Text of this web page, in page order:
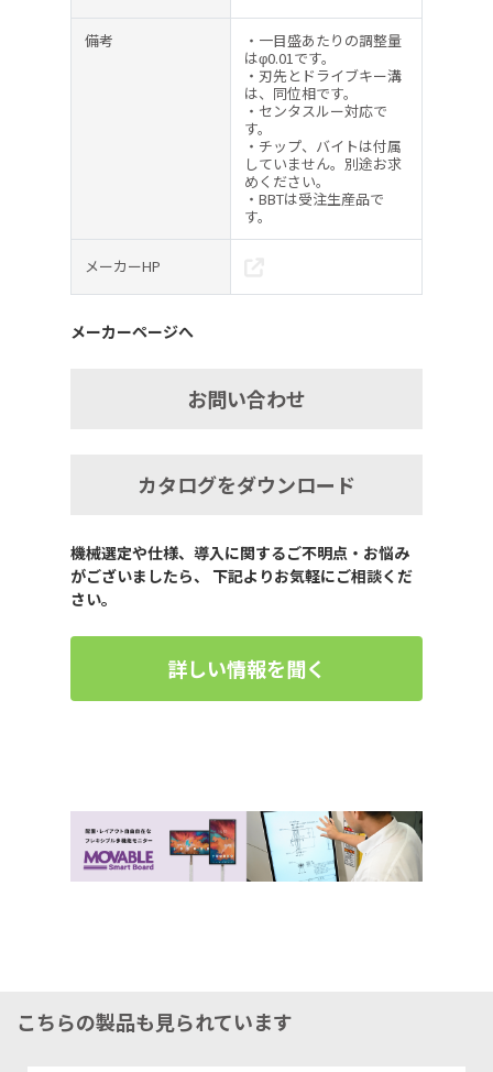
備考
・一目盛あたりの調整量
はφ0.01です。
・刃先とドライブキー溝
は、同位相です。
・センタスルー対応で
す。
・チップ、バイトは付属
していません。別途お求
めください。
・BBTは受注生産品で
す。
メーカーHP
メーカーページへ
お問い合わせ
カタログをダウンロード
機械選定や仕様、導入に関するご不明点・お悩み
がございましたら、 下記よりお気軽にご相談くだ
さい。
詳しい情報を聞く
こちらの製品も見られています